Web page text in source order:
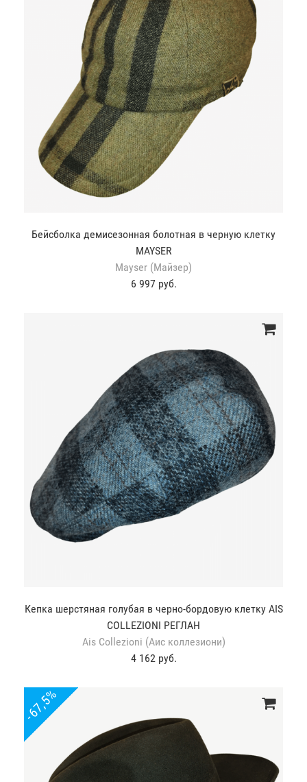
Бейсболка демисезонная болотная в черную клетку
MAYSER
Mayser (Майзер)
6 997 руб.
Кепка шерстяная голубая в черно-бордовую клетку AIS
COLLEZIONI РЕГЛАН
Ais Collezioni (Аис коллезиони)
4 162 руб.
-67,5%